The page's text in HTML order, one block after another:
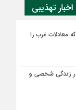
اخبار تهذیبی
غرب را
زندگی شخصی و